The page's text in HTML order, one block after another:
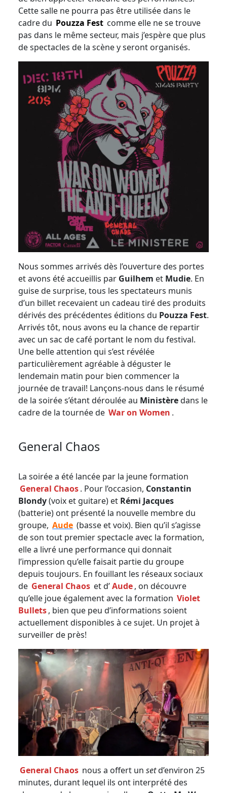
Cette salle ne pourra pas être utilisée dans le
cadre du Pouzza Fest comme elle ne se trouve
pas dans le même secteur, mais j’espère que plus
de spectacles de la scène y seront organisés.
Nous sommes arrivés dès l’ouverture des portes
et avons été accueillis par Guilhem et Mudie. En
guise de surprise, tous les spectateurs munis
d’un billet recevaient un cadeau tiré des produits
dérivés des précédentes éditions du Pouzza Fest.
Arrivés tôt, nous avons eu la chance de repartir
avec un sac de café portant le nom du festival.
Une belle attention qui s’est révélée
particulièrement agréable à déguster le
lendemain matin pour bien commencer la
journée de travail! Lançons-nous dans le résumé
de la soirée s’étant déroulée au Ministèredans le
cadre de la tournée de War on Women .
General Chaos
La soirée a été lancée par la jeune formation
General Chaos. Pour l’occasion, Constantin
Blondy(voix et guitare) et Rémi Jacques
(batterie) ont présenté la nouvelle membre du
groupe, Aude (basse et voix). Bien qu’il s’agisse
de son tout premier spectacle avec la formation,
elle a livré une performance qui donnait
l’impression qu’elle faisait partie du groupe
depuis toujours. En fouillant les réseaux sociaux
de General Chaos et d’Aude , on découvre
qu’elle joue également avec la formation Violet
Bullets, bien que peu d’informations soient
actuellement disponibles à ce sujet. Un projet à
surveiller de près!
General Chaos nous a offert unsetd’environ 25
minutes, durant lequel ils ont interprété des